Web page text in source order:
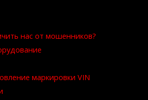
нас от мошенников?
маркировки VIN